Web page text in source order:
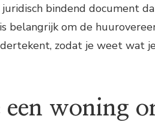
bindend document
belangrijk om de
zodat je weet wat
woning